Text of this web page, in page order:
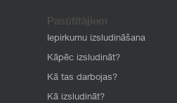
Pasūtītājiem
Iepirkumu izsludināšana
Kāpēc izsludināt?
Kā tas darbojas?
Kā izsludināt?